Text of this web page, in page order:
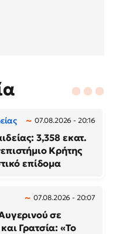
07.08.2026 - 20:16
3,358 εκατ.
Κρήτης
επίδομα
07.08.2026 - 20:07
σε
Γρατσία: «Το